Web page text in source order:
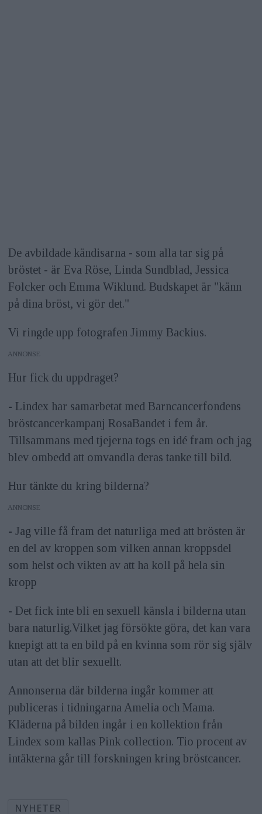
De avbildade kändisarna - som alla tar sig på
bröstet - är Eva Röse, Linda Sundblad, Jessica
Folcker och Emma Wiklund. Budskapet är "känn
på dina bröst, vi gör det."
Vi ringde upp fotografen Jimmy Backius.
ANNONS
Hur fick du uppdraget?
- Lindex har samarbetat med Barncancerfondens
bröstcancerkampanj RosaBandet i fem år.
Tillsammans med tjejerna togs en idé fram och jag
blev ombedd att omvandla deras tanke till bild.
Hur tänkte du kring bilderna?
ANNONS
- Jag ville få fram det naturliga med att brösten är
en del av kroppen som vilken annan kroppsdel
som helst och vikten av att ha koll på hela sin
kropp
- Det fick inte bli en sexuell känsla i bilderna utan
bara naturlig.Vilket jag försökte göra, det kan vara
knepigt att ta en bild på en kvinna som rör sig själv
utan att det blir sexuellt.
Annonserna där bilderna ingår kommer att
publiceras i tidningarna Amelia och Mama.
Kläderna på bilden ingår i en kollektion från
Lindex som kallas Pink collection. Tio procent av
intäkterna går till forskningen kring bröstcancer.
NYHETER